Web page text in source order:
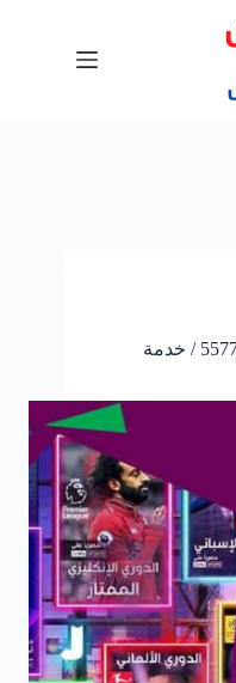
فني بي ان سبورت الخالدية / 55775282 / خدمة